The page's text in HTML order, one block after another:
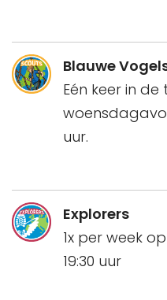
Blauwe
Eén keer in
uur.
Explorers
1x per week
19:30 uur